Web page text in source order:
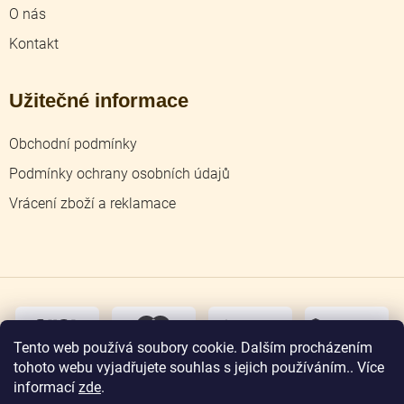
Tento web používá soubory cookie. Dalším procházením
tohoto webu vyjadřujete souhlas s jejich používáním.. Více
informací zde.
O nás
Kontakt
Užitečné informace
Obchodní podmínky
Podmínky ochrany osobních údajů
Vrácení zboží a reklamace
osobní